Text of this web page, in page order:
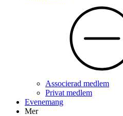
Associerad medlem
Privat medlem
Evenemang
Mer